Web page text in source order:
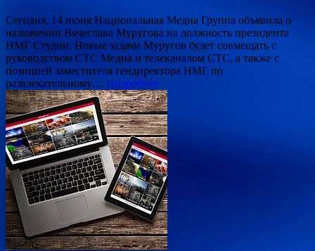
Сегодня, 14 июня Национальная Медиа Группа объявила о
назначении Вячеслава Муругова на должность президента
НМГ Студии. Новые задачи Муругов будет совмещать с
руководством СТС Медиа и телеканалом СТС, а также с
позицией заместителя гендиректора НМГ по
развлекательному… Подробнее